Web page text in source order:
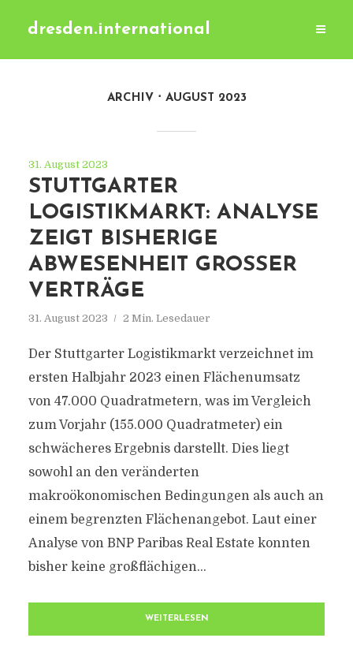
dresden.international
ARCHIV AUGUST 2023
31. August 2023
STUTTGARTER
LOGISTIKMARKT: ANALYSE
ZEIGT BISHERIGE
ABWESENHEIT GROSSER V
ERTRÄGE
31. August 2023 2 Min. Lesedauer
Der Stuttgarter Logistikmarkt verzeichnet im
ersten Halbjahr 2023 einen Flächenumsatz
von 47.000 Quadratmetern, was im Vergleich
zum Vorjahr (155.000 Quadratmeter) ein
schwächeres Ergebnis darstellt. Dies liegt
sowohl an den veränderten
makroökonomischen Bedingungen als auch an
einem begrenzten Flächenangebot. Laut einer
Analyse von BNP Paribas Real Estate konnten
bisher keine großflächigen...
WEITERLESEN